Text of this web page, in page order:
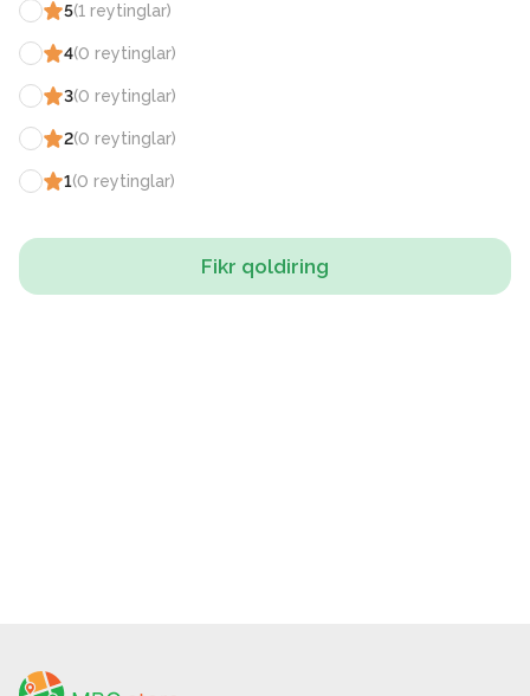
5(1 reytinglar)
4(0 reytinglar)
3(0 reytinglar)
2(0 reytinglar)
1(0 reytinglar)
Fikr qoldiring